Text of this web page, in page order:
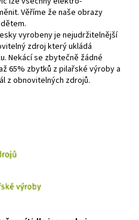
Věříme že naše obrazy
vyrobeny je nejudržitelnější
zdroj který ukládá
Nekácí se zbytečně žádné
65% zbytků z pilařské výroby a
z obnovitelných zdrojů.